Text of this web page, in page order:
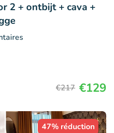
2 + ontbijt + cava +
€217 €129
47% réduction